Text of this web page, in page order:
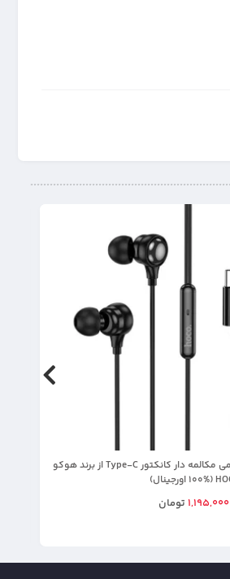
هندزفری سیمی مکالمه دار کانکتور Type-C از برند هوکو
1,195,000 تومان